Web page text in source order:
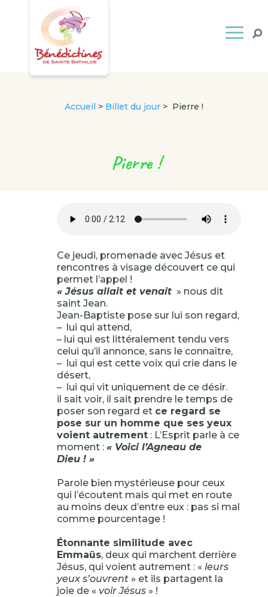
Accueil > Billet du jour> Pierre !
Pierre !
Ce jeudi, promenade avec Jésus et
rencontres à visage découvert ce qui
permet l’appel !
« Jésus allait et venait » nous dit
saint Jean.
Jean-Baptiste pose sur lui son regard,
– lui qui attend,
– lui qui est littéralement tendu vers
celui qu’il annonce, sans le connaître,
– lui qui est cette voix qui crie dans le
désert,
– lui qui vit uniquement de ce désir.
il sait voir, il sait prendre le temps de
poser son regard et ce regard se
pose sur un homme que ses yeux
voient autrement: L’Esprit parle à ce
moment : « Voici l’Agneau de
Dieu ! »
Parole bien mystérieuse pour ceux
qui l’écoutent mais qui met en route
au moins deux d’entre eux : pas si mal
comme pourcentage !
Étonnante similitude avec
Emmaüs, deux qui marchent derrière
Jésus, qui voient autrement : « leurs
yeux s’ouvrent» et ils partagent la
joie de « voir Jésus» !